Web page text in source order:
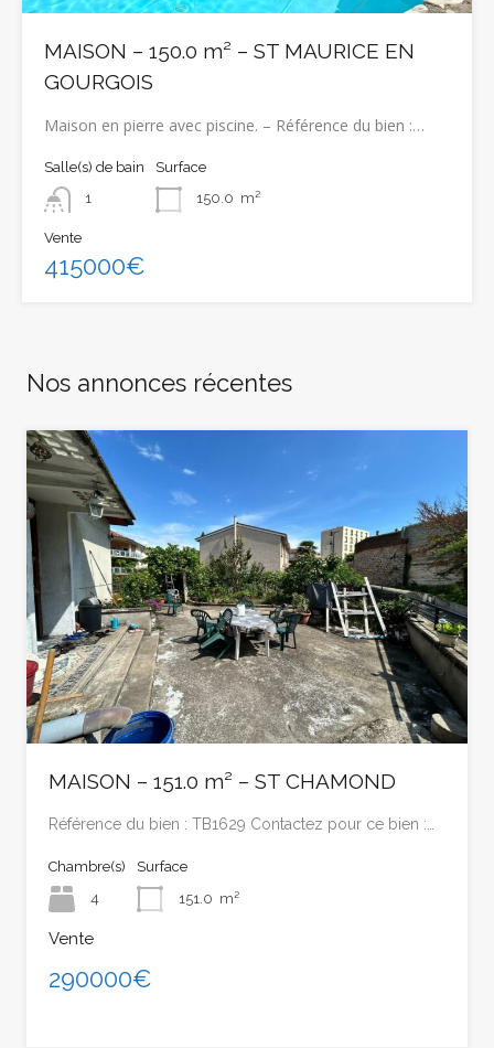
MAISON – 150.0 m² – ST MAURICE EN
GOURGOIS
Maison en pierre avec piscine. – Référence du bien :…
Salle(s) de bain
1
Surface
150.0 m²
Vente
415000€
Nos annonces récentes
MAISON – 151.0 m² – ST CHAMOND
Référence du bien : TB1629 Contactez pour ce bien :…
Chambre(s)
4
Surface
151.0 m²
Vente
290000€